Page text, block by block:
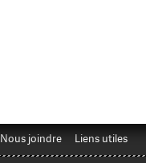
Nous joindre Liens utiles